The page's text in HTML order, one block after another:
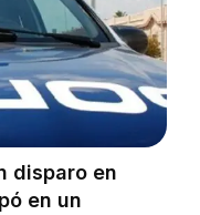
disparo en
en un